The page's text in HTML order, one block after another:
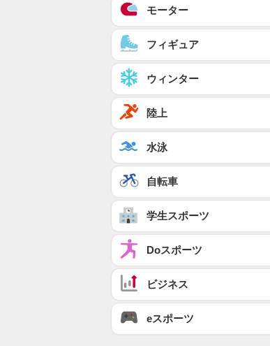
モーター
フィギュア
ウィンター
陸上
水泳
自転車
学生スポーツ
Doスポーツ
ビジネス
eスポーツ